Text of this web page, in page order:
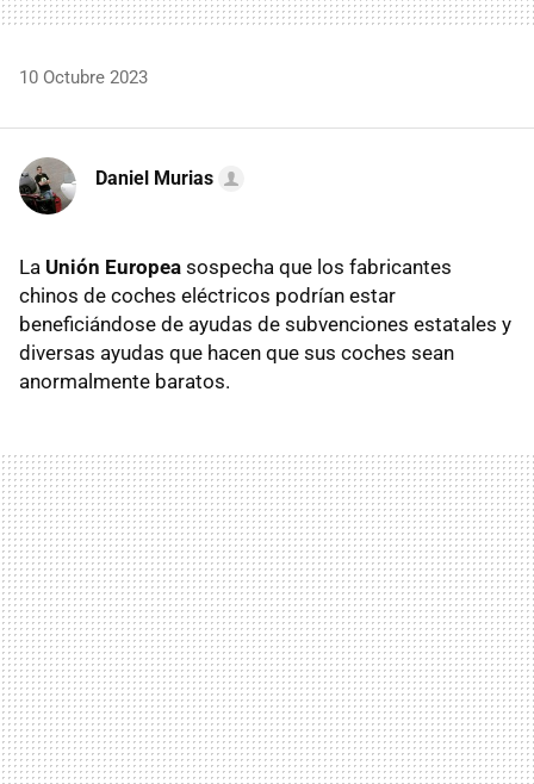
10 Octubre 2023
Daniel Murias
La Unión Europea sospecha que los fabricantes
chinos de coches eléctricos podrían estar
beneficiándose de ayudas de subvenciones estatales y
diversas ayudas que hacen que sus coches sean
anormalmente baratos.